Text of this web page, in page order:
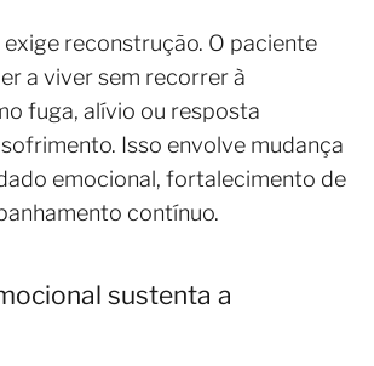
reconstrução. O paciente
a viver sem recorrer à
fuga, alívio ou resposta
Isso envolve mudança
emocional, fortalecimento de
contínuo.
sustenta a